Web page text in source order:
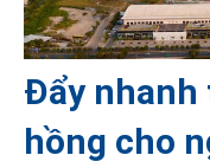
Đẩy nhanh
hồng cho